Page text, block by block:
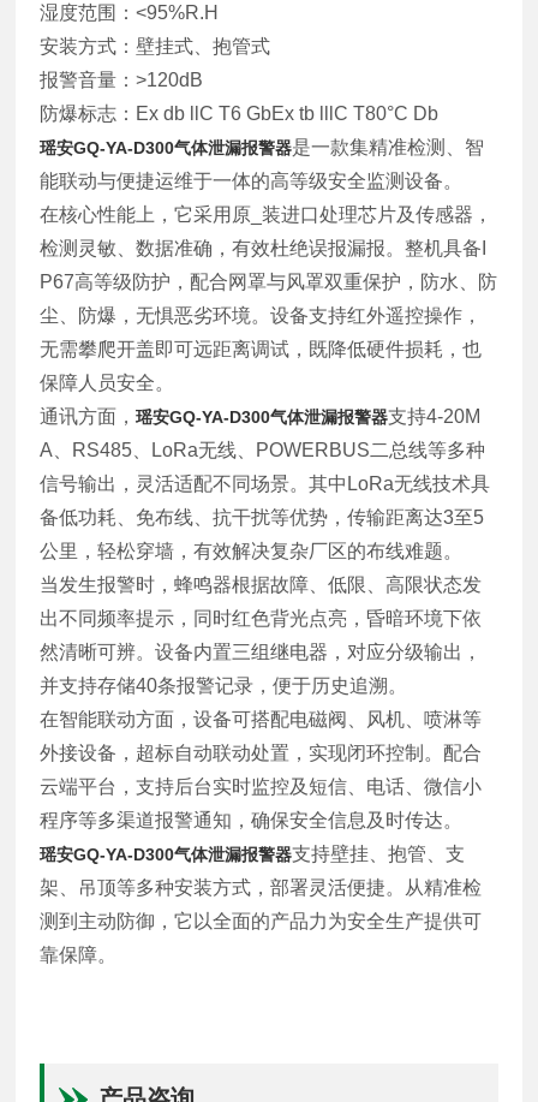
湿度范围：<95%R.H
安装方式：壁挂式、抱管式
报警音量：>120dB
防爆标志：Ex db llC T6 GbEx tb lllC T80°C Db
瑶安GQ-YA-D300气体泄漏报警器是一款集精准检测、智
能联动与便捷运维于一体的高等级安全监测设备。
在核心性能上，它采用原_装进口处理芯片及传感器，
检测灵敏、数据准确，有效杜绝误报漏报。整机具备I
P67高等级防护，配合网罩与风罩双重保护，防水、防
尘、防爆，无惧恶劣环境。设备支持红外遥控操作，
无需攀爬开盖即可远距离调试，既降低硬件损耗，也
保障人员安全。
通讯方面，瑶安GQ-YA-D300气体泄漏报警器支持4-20M
A、RS485、LoRa无线、POWERBUS二总线等多种
信号输出，灵活适配不同场景。其中LoRa无线技术具
备低功耗、免布线、抗干扰等优势，传输距离达3至5
公里，轻松穿墙，有效解决复杂厂区的布线难题。
当发生报警时，蜂鸣器根据故障、低限、高限状态发
出不同频率提示，同时红色背光点亮，昏暗环境下依
然清晰可辨。设备内置三组继电器，对应分级输出，
并支持存储40条报警记录，便于历史追溯。
在智能联动方面，设备可搭配电磁阀、风机、喷淋等
外接设备，超标自动联动处置，实现闭环控制。配合
云端平台，支持后台实时监控及短信、电话、微信小
程序等多渠道报警通知，确保安全信息及时传达。
瑶安GQ-YA-D300气体泄漏报警器支持壁挂、抱管、支
架、吊顶等多种安装方式，部署灵活便捷。从精准检
测到主动防御，它以全面的产品力为安全生产提供可
靠保障。